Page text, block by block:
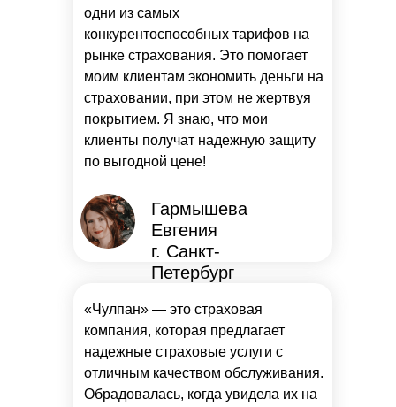
одни из самых
конкурентоспособных тарифов на
рынке страхования. Это помогает
моим клиентам экономить деньги на
страховании, при этом не жертвуя
покрытием. Я знаю, что мои
клиенты получат надежную защиту
по выгодной цене!
Гармышева
Евгения
г. Санкт-
Петербург
«Чулпан» — это страховая
компания, которая предлагает
надежные страховые услуги с
отличным качеством обслуживания.
Обрадовалась, когда увидела их на